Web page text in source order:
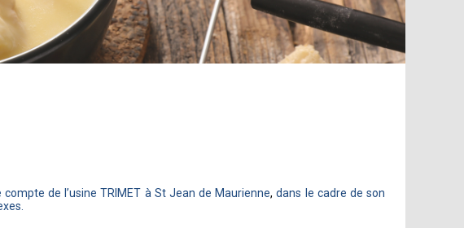
de l’usine TRIMET à St Jean de Maurienne, dans le cadre de son